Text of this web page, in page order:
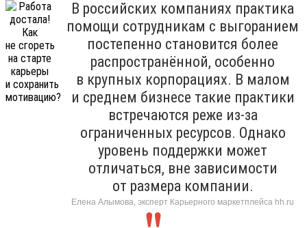
В российских компаниях практика
помощи сотрудникам с выгоранием
постепенно становится более
распространённой, особенно
в крупных корпорациях. В малом
и среднем бизнесе такие практики
встречаются реже из-за
ограниченных ресурсов. Однако
уровень поддержки может
отличаться, вне зависимости
от размера компании.
Елена Алымова, эксперт Карьерного маркетплейса hh.ru